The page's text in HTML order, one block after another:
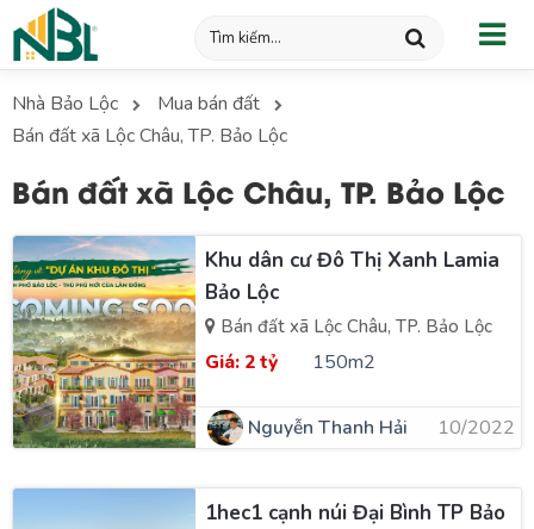
Nhà Bảo Lộc
Mua bán đất
Bán đất xã Lộc Châu, TP. Bảo Lộc
Bán đất xã Lộc Châu, TP. Bảo Lộc
Khu dân cư Đô Thị Xanh Lamia
Bảo Lộc
Bán đất xã Lộc Châu, TP. Bảo Lộc
Giá: 2 tỷ 150m2
Nguyễn Thanh Hải 10/2022
1hec1 cạnh núi Đại Bình TP Bảo